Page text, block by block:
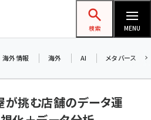
ショップ担当者フォーラム
検索 MENU
海外情報 海外 AI メタバース
挑む店舗のデータ運